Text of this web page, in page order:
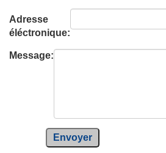
Adresse
éléctronique:
Message:
Envoyer